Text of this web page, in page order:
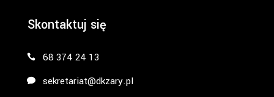
Skontaktuj się
68 374 24 13
sekretariat@dkzary.pl